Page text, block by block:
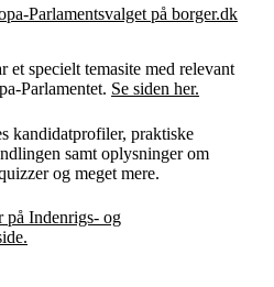
Parlamentsvalget på borger.dk
specielt temasite med relevant
Parlamentet. Se siden her.
kandidatprofiler, praktiske
samt oplysninger om
og meget mere.
på Indenrigs- og